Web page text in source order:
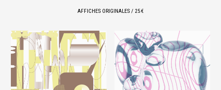
AFFICHES ORIGINALES / 25 €